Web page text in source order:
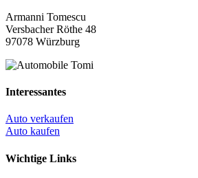
Armanni Tomescu
Versbacher Röthe 48
97078 Würzburg
Interessantes
Auto verkaufen
Auto kaufen
Wichtige Links